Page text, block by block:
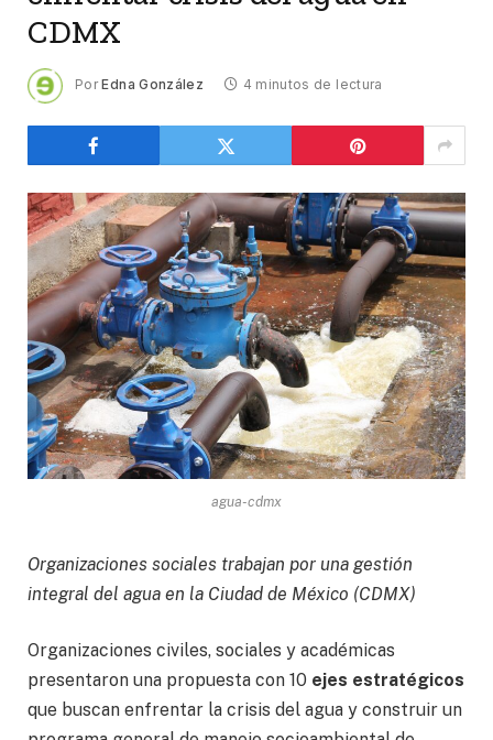
CDMX
Por Edna González 4 minutos de lectura
agua-cdmx
Organizaciones sociales trabajan por una gestión
integral del agua en la Ciudad de México (CDMX)
Organizaciones civiles, sociales y académicas
presentaron una propuesta con 10 ejes estratégicos
que buscan enfrentar la crisis del agua y construir un